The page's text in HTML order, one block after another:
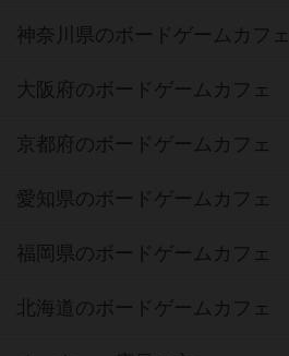
神奈川県のボードゲームカフェ
大阪府のボードゲームカフェ
京都府のボードゲームカフェ
愛知県のボードゲームカフェ
福岡県のボードゲームカフェ
北海道のボードゲームカフェ